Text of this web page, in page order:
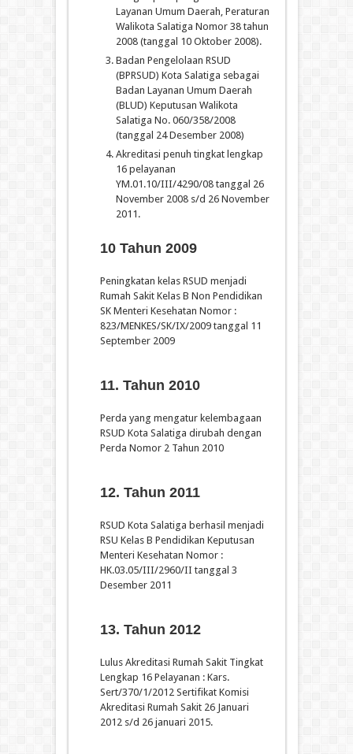
Layanan Umum Daerah, Peraturan
Walikota Salatiga Nomor 38 tahun
2008 (tanggal 10 Oktober 2008).
Badan Pengelolaan RSUD
(BPRSUD) Kota Salatiga sebagai
Badan Layanan Umum Daerah
(BLUD) Keputusan Walikota
Salatiga No. 060/358/2008
(tanggal 24 Desember 2008)
Akreditasi penuh tingkat lengkap
16 pelayanan
YM.01.10/III/4290/08 tanggal 26
November 2008 s/d 26 November
2011.
10 Tahun 2009
Peningkatan kelas RSUD menjadi
Rumah Sakit Kelas B Non Pendidikan
SK Menteri Kesehatan Nomor :
823/MENKES/SK/IX/2009 tanggal 11
September 2009
11. Tahun 2010
Perda yang mengatur kelembagaan
RSUD Kota Salatiga dirubah dengan
Perda Nomor 2 Tahun 2010
12. Tahun 2011
RSUD Kota Salatiga berhasil menjadi
RSU Kelas B Pendidikan Keputusan
Menteri Kesehatan Nomor :
HK.03.05/III/2960/II tanggal 3
Desember 2011
13. Tahun 2012
Lulus Akreditasi Rumah Sakit Tingkat
Lengkap 16 Pelayanan : Kars.
Sert/370/1/2012 Sertifikat Komisi
Akreditasi Rumah Sakit 26 Januari
2012 s/d 26 januari 2015.